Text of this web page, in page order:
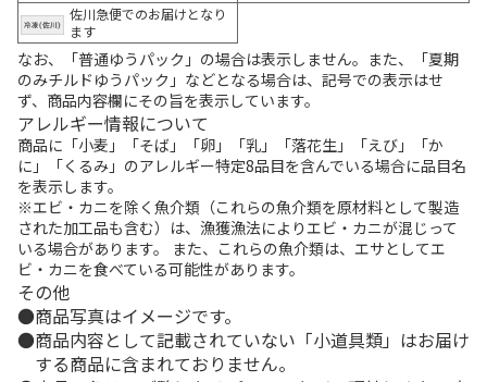
佐川急便でのお届けとなり
ます
なお、「普通ゆうパック」の場合は表示しません。また、「夏期
のみチルドゆうパック」などとなる場合は、記号での表示はせ
ず、商品内容欄にその旨を表示しています。
アレルギー情報について
商品に「小麦」「そば」「卵」「乳」「落花生」「えび」「か
に」「くるみ」のアレルギー特定8品目を含んでいる場合に品目名
を表示します。
※エビ・カニを除く魚介類（これらの魚介類を原材料として製造
された加工品も含む）は、漁獲漁法によりエビ・カニが混じって
いる場合があります。 また、これらの魚介類は、エサとしてエ
ビ・カニを食べている可能性があります。
その他
商品写真はイメージです。
商品内容として記載されていない「小道具類」はお届け
する商品に含まれておりません。